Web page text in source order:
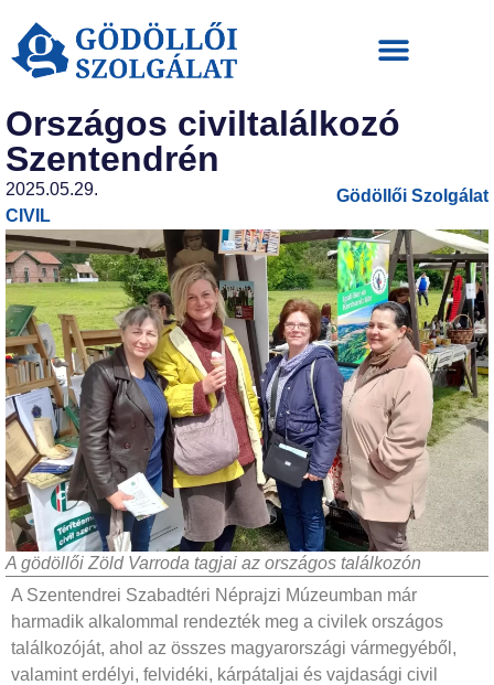
Országos civiltalálkozó
Szentendrén
2025.05.29.
CIVIL
Gödöllői Szolgálat
A gödöllői Zöld Varroda tagjai az országos találkozón
A Szentendrei Szabadtéri Néprajzi Múzeumban már
harmadik alkalommal rendezték meg a civilek országos
találkozóját, ahol az összes magyarországi vármegyéből,
valamint erdélyi, felvidéki, kárpátaljai és vajdasági civil